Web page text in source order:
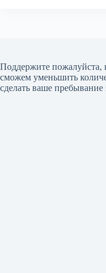
Поддержите пожалуйста,
сможем уменьшить
сделать ваше